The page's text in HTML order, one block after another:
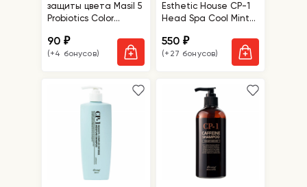
защиты цвета Masil 5
Probiotics Color
90₽
(+4 бонусов)
Esthetic House CP-1
Head Spa Cool Mint
550₽
(+27 бонусов)